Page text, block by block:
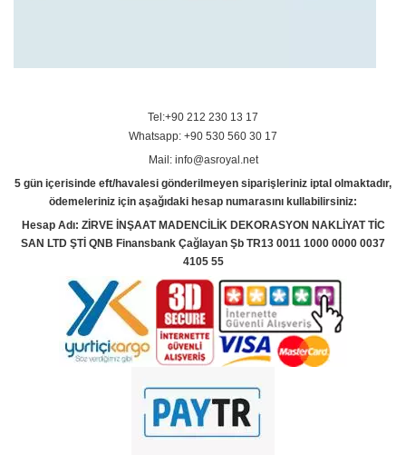
Tel:+90 212 230 13 17
Whatsapp: +90 530 560 30 17
Mail: info@asroyal.net
5 gün içerisinde eft/havalesi gönderilmeyen siparişleriniz iptal olmaktadır,
ödemeleriniz için aşağıdaki hesap numarasını kullabilirsiniz:
Hesap Adı: ZİRVE İNŞAAT MADENCİLİK DEKORASYON NAKLİYAT TİC
SAN LTD ŞTİ QNB Finansbank Çağlayan Şb TR13 0011 1000 0000 0037
4105 55